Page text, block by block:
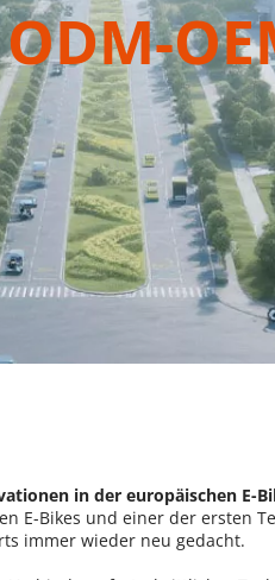
in der europäischen E-
E-Bikes und einer der ersten
immer wieder neu gedacht.